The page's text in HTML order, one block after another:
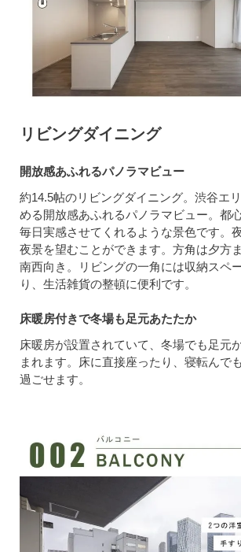
リビングダイニング
開放感あふれるパノラマビュー
約14.5帖のリビングダイニング。渋谷エ
める開放感あふれるパノラマビュー。都
毎日実感させてくれるような景色です。
夜景を望むことができます。方角は夕方
南西向き。リビングの一角には収納スペ
り、生活雑貨の整頓に便利です。
床暖房付きで冬場も足元あたたか
床暖房が設置されていて、冬場でも足元
まれます。床に直接座ったり、寝転んで
過ごせます。